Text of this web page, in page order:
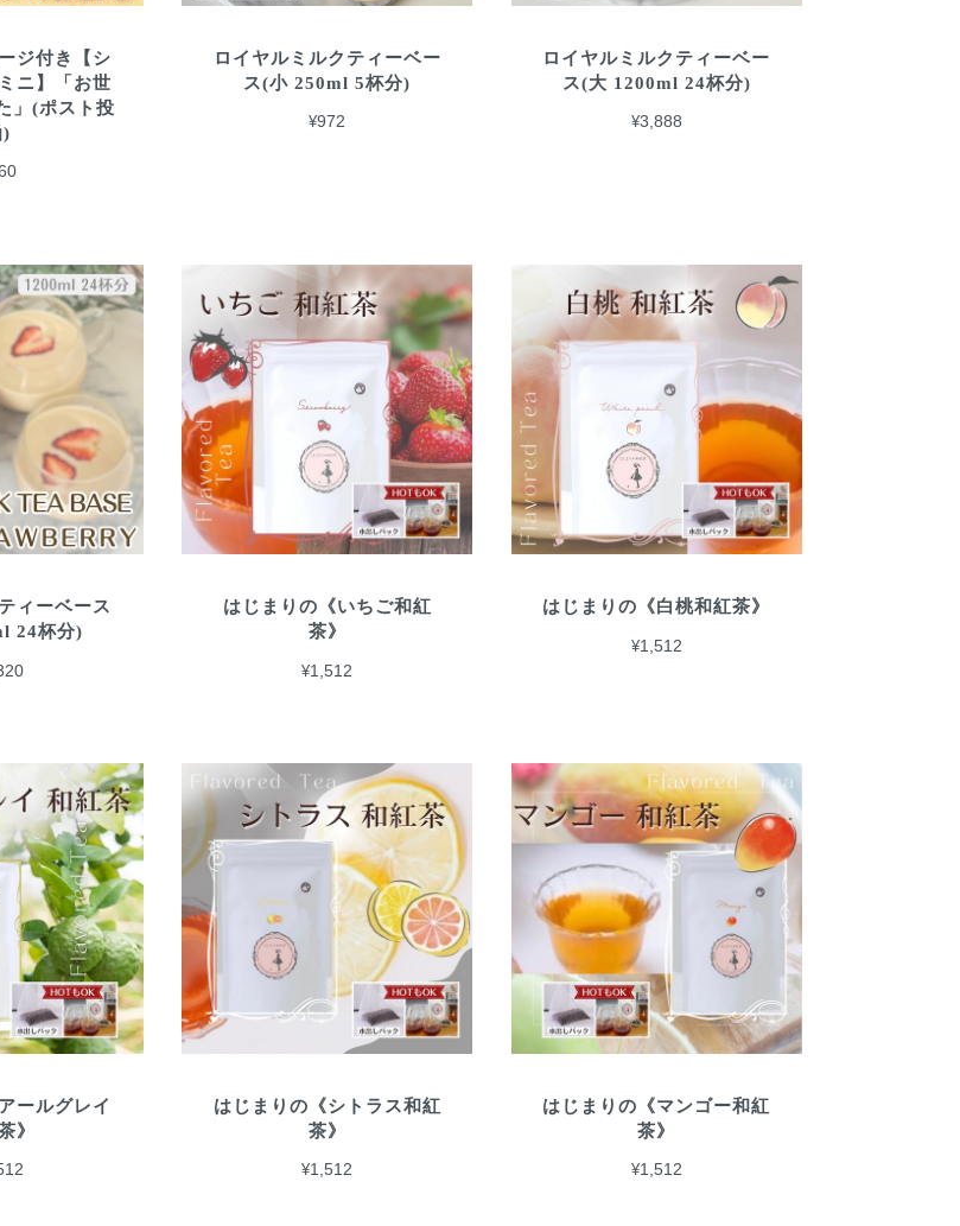
ジ付き【シ
ニ】「お世
」(ポスト投
)
ロイヤルミルクティーベー
ス(小 250ml 5杯分)
¥972
ロイヤルミルクティーベー
ス(大 1200ml 24杯分)
¥3,888
ィーベース
24杯分)
はじまりの《いちご和紅
茶》
¥1,512
はじまりの《白桃和紅茶》
¥1,512
ールグレイ
》
はじまりの《シトラス和紅
茶》
¥1,512
はじまりの《マンゴー和紅
茶》
¥1,512